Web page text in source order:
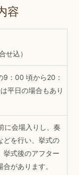
容
込）
9：00 頃から20：
平日の場合もあり
に会場入りし、奏
どを行い、挙式の
挙式後のアフター
があります。